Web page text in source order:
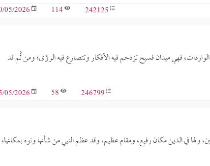
242125
114
05/2026
الواردات، فهي ميدان فسيح تزدحم فيه الأفكار وتتصارع فيه الرؤى؛ ومن ثَّم قد
246799
58
05/2026
ولها في الدين مكان رفيع، ومقام عظيم، وقد عظم النبي من شأنها ونوه بمكانها،